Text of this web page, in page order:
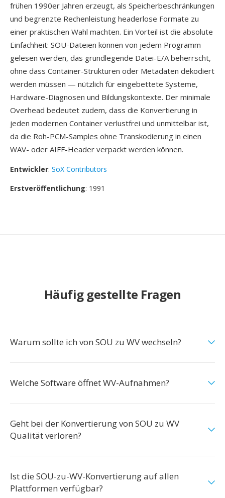
frühen 1990er Jahren erzeugt, als Speicherbeschränkungen
und begrenzte Rechenleistung headerlose Formate zu
einer praktischen Wahl machten. Ein Vorteil ist die absolute
Einfachheit: SOU-Dateien können von jedem Programm
gelesen werden, das grundlegende Datei-E/A beherrscht,
ohne dass Container-Strukturen oder Metadaten dekodiert
werden müssen — nützlich für eingebettete Systeme,
Hardware-Diagnosen und Bildungskontexte. Der minimale
Overhead bedeutet zudem, dass die Konvertierung in
jeden modernen Container verlustfrei und unmittelbar ist,
da die Roh-PCM-Samples ohne Transkodierung in einen
WAV- oder AIFF-Header verpackt werden können.
Entwickler: SoX Contributors
Erstveröffentlichung: 1991
Häufig gestellte Fragen
Warum sollte ich von SOU zu WV wechseln?
Welche Software öffnet WV-Aufnahmen?
Geht bei der Konvertierung von SOU zu WV
Qualität verloren?
Ist die SOU-zu-WV-Konvertierung auf allen
Plattformen verfügbar?